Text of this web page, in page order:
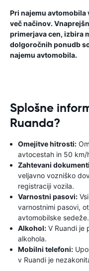
Pri najemu avtomobila
več načinov.
primerjava cen, izbira
dolgoročnih ponudb
najemu avtomobila.
Splošne
Ruanda?
Omejitve hitrosti:
avtocestah in 50 km/
Zahtevani
veljavno vozniško
registraciji vozila.
Varnostni pasovi:
varnostnimi pasovi,
avtomobilske sedeže.
Alkohol: V Ruandi je
alkohola.
Mobilni telefoni:
v Ruandi je